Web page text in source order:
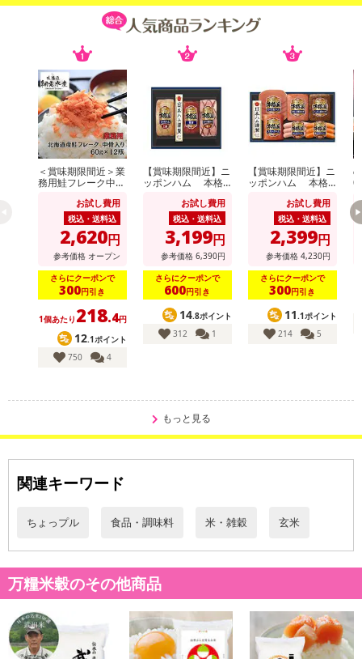
【賞味・消費期限のある商品について】
商品到着時点でのお日持ち期間は、配送日数などにより異なります
のでご了承ください。
【キャンセルについて】
※お申込み後のキャンセルはお受けできません。
記載されている内容を必ずご確認いただき、お届けする商品セット
にご納得いただきましたうえでお申し込みください。
※パッケージ変更や商品リニューアル（成分など含む）等により、
参考の掲載画像や画像内のバーコードなど、お届け商品と多少異な
る場合がございます。
また、[新たな加工食品の原料原産地表示制度]の経過措置期間の終
了により、商品詳細内に記載の原産国・原材料の表記が旧表記の場
合がございます。
あらかじめご了承いただいた上でお申込みください。なお、本理由
によるお申込み後のキャンセル・返品交換は対応いたしかねます。
【お支払いについて】
※送料はお試し費用に含まれております。
※予約商品は決済手段ごとに定められた決済期限日にお支払いを完
了することがございます。ご了承いただいたうえでお申し込みくだ
さい。
※配送形態がメール便の商品については、商品の発送完了後、配送
【配送日時の指定について】
※配送日時の指定が可能な商品の場合、商品によってご指定できる
配送日、配送時間が異なる可能性がございます。
カート機能をご利用の場合は、配送日時指定をご利用いただけませ
ん。
＜賞味期限間近＞業
務用鮭フレーク中骨
お試し費用
税込・送料込
2,620円
参考価格 オープン
さらにクーポンで
300円引き
1個あたり 218.4円
12.1ポイント
750
4
【賞味期限間近】ニ
ッポンハム 本格
お試し費用
税込・送料込
3,199円
参考価格 6,390円
さらにクーポンで
600円引き
14.8ポイント
312
1
【賞味期限間近】ニ
ッポンハム 本格
お試し費用
税込・送料込
2,399円
参考価格 4,230円
さらにクーポンで
300円引き
11.1ポイント
214
5
0
もっと見る
関連キーワード
ちょっプル 食品・調味料 米・雑穀 玄米
万糧米穀のその他商品